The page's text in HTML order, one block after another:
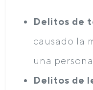
Delitos de
causado la
una persona.
Delitos de